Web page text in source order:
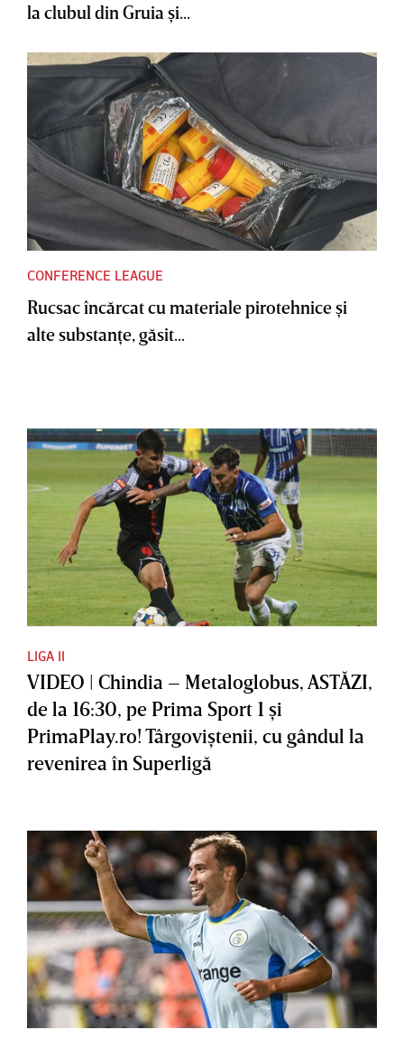
la clubul din Gruia şi...
CONFERENCE LEAGUE
Rucsac încărcat cu materiale pirotehnice şi
alte substanţe, găsit...
LIGA II
VIDEO | Chindia – Metaloglobus, ASTĂZI,
de la 16:30, pe Prima Sport 1 şi
PrimaPlay.ro! Târgoviştenii, cu gândul la
revenirea în Superligă